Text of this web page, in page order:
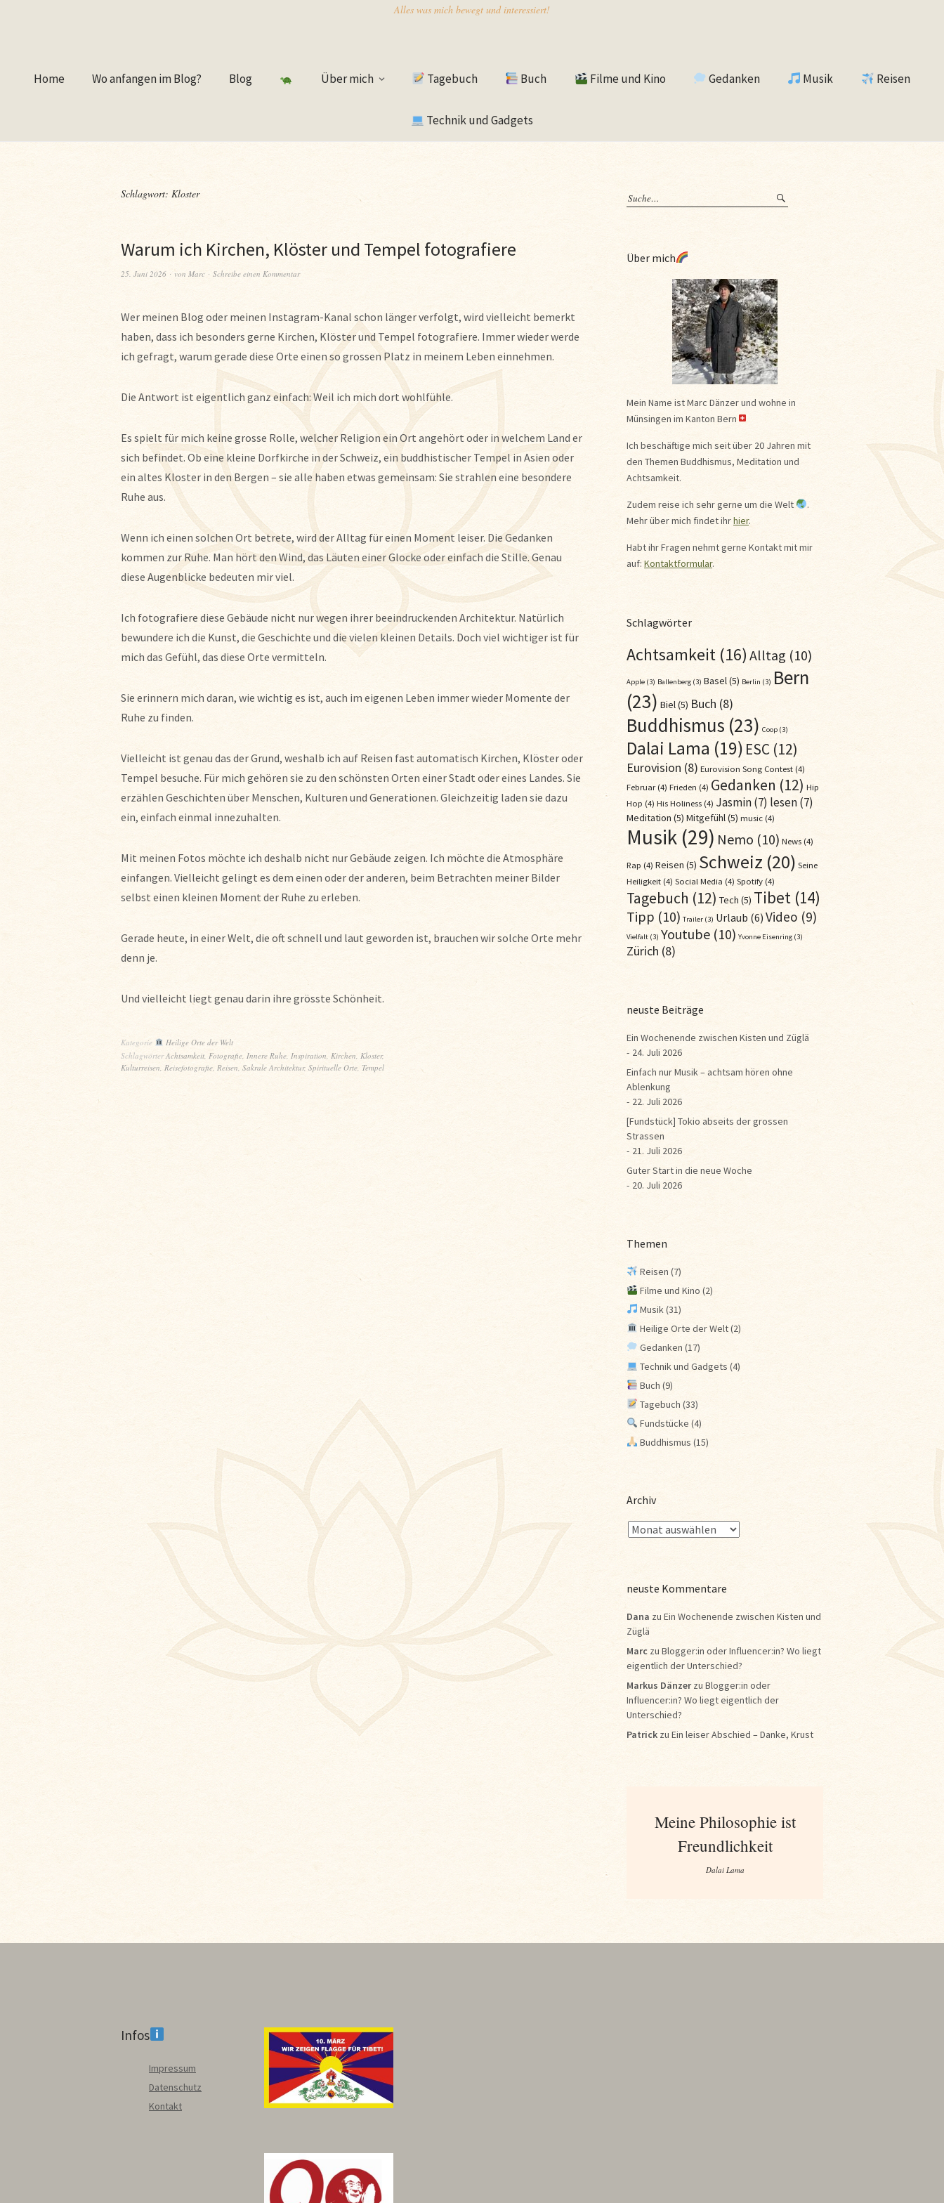
Alles was mich bewegt und interessiert!
Home Wo anfangen im Blog? Blog Über mich Tagebuch Buch Filme und Kino Gedanken Musik Reisen
Technik und Gadgets
Schlagwort: Kloster
Warum ich Kirchen, Klöster und Tempel fotografiere
25. Juni 2026 von Marc Schreibe einen Kommentar
Wer meinen Blog oder meinen Instagram-Kanal schon länger verfolgt, wird vielleicht bemerkt
haben, dass ich besonders gerne Kirchen, Klöster und Tempel fotografiere. Immer wieder werde
ich gefragt, warum gerade diese Orte einen so grossen Platz in meinem Leben einnehmen.
Die Antwort ist eigentlich ganz einfach: Weil ich mich dort wohlfühle.
Es spielt für mich keine grosse Rolle, welcher Religion ein Ort angehört oder in welchem Land er
sich befindet. Ob eine kleine Dorfkirche in der Schweiz, ein buddhistischer Tempel in Asien oder
ein altes Kloster in den Bergen – sie alle haben etwas gemeinsam: Sie strahlen eine besondere
Ruhe aus.
Wenn ich einen solchen Ort betrete, wird der Alltag für einen Moment leiser. Die Gedanken
kommen zur Ruhe. Man hört den Wind, das Läuten einer Glocke oder einfach die Stille. Genau
diese Augenblicke bedeuten mir viel.
Ich fotografiere diese Gebäude nicht nur wegen ihrer beeindruckenden Architektur. Natürlich
bewundere ich die Kunst, die Geschichte und die vielen kleinen Details. Doch viel wichtiger ist für
mich das Gefühl, das diese Orte vermitteln.
Sie erinnern mich daran, wie wichtig es ist, auch im eigenen Leben immer wieder Momente der
Ruhe zu finden.
Vielleicht ist genau das der Grund, weshalb ich auf Reisen fast automatisch Kirchen, Klöster oder
Tempel besuche. Für mich gehören sie zu den schönsten Orten einer Stadt oder eines Landes. Sie
erzählen Geschichten über Menschen, Kulturen und Generationen. Gleichzeitig laden sie dazu
ein, einfach einmal innezuhalten.
Mit meinen Fotos möchte ich deshalb nicht nur Gebäude zeigen. Ich möchte die Atmosphäre
einfangen. Vielleicht gelingt es dem einen oder der anderen, beim Betrachten meiner Bilder
selbst einen kleinen Moment der Ruhe zu erleben.
Gerade heute, in einer Welt, die oft schnell und laut geworden ist, brauchen wir solche Orte mehr
denn je.
Und vielleicht liegt genau darin ihre grösste Schönheit.
Kategorie
Heilige Orte der Welt
SchlagwörterAchtsamkeit, Fotografie, Innere Ruhe, Inspiration, Kirchen, Kloster,
Kulturreisen, Reisefotografie, Reisen, Sakrale Architektur, Spirituelle Orte, Tempel
Über mich
Mein Name ist Marc Dänzer und wohne in
Münsingen im Kanton Bern
Ich beschäftige mich seit über 20 Jahren mit
den Themen Buddhismus, Meditation und
Achtsamkeit.
Zudem reise ich sehr gerne um die Welt
.
Mehr über mich findet ihrhier.
Habt ihr Fragen nehmt gerne Kontakt mit mir
auf: Kontaktformular.
Schlagwörter
Achtsamkeit (16) Alltag (10)
Apple (3) Ballenberg (3) Basel (5) Berlin (3) Bern
(23) Biel (5) Buch (8)
Buddhismus (23) Coop (3)
Dalai Lama (19) ESC (12)
Eurovision (8) Eurovision Song Contest(4)
Februar(4) Frieden (4) Gedanken (12) Hip
Hop (4) His Holiness (4) Jasmin(7) lesen(7)
Meditation (5) Mitgefühl (5) music (4)
Musik (29) Nemo (10) News(4)
Rap (4) Reisen (5) Schweiz (20) Seine
Heiligkeit(4) Social Media (4) Spotify (4)
Tagebuch (12) Tech (5) Tibet (14)
Tipp (10) Trailer (3) Urlaub (6) Video (9)
Vielfalt (3) Youtube (10) Yvonne Eisenring (3)
Zürich (8)
neuste Beiträge
Ein Wochenende zwischen Kisten und Züglä
24. Juli 2026
Einfach nur Musik – achtsam hören ohne
Ablenkung
22. Juli 2026
[Fundstück] Tokio abseits der grossen
Strassen
21. Juli 2026
Guter Start in die neue Woche
20. Juli 2026
Themen
Reisen (7)
Filme und Kino (2)
Musik (31)
Heilige Orte der Welt(2)
Gedanken (17)
Technik und Gadgets (4)
Buch (9)
Tagebuch (33)
Fundstücke (4)
Buddhismus (15)
Archiv
neuste Kommentare
Dana zu Ein Wochenende zwischen Kisten und
Züglä
Marc zu Blogger:in oder Influencer:in? Wo liegt
eigentlich der Unterschied?
Markus Dänzerzu Blogger:in oder
Influencer:in? Wo liegt eigentlich der
Unterschied?
Patrick zu Ein leiser Abschied – Danke, Krust
Meine Philosophie ist
Freundlichkeit
Dalai Lama
Infos
Impressum
Datenschutz
Kontakt